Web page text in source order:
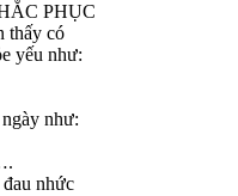
PHỤC
thấy có
yếu như:
như:
nhức